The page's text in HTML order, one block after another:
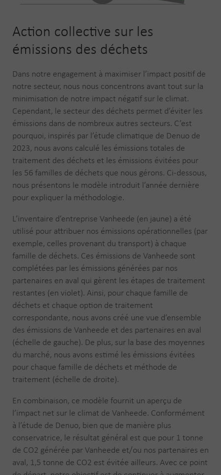
Action collective sur les
émissions des déchets
Dans notre engagement à maximiser l’impact positif de
notre secteur, nous nous concentrons avant tout sur la
minimisation de notre impact négatif sur le climat.
Cependant, le secteur des déchets permet d’éviter les
émissions dans de nombreux autres secteurs. C’est
pourquoi, inspirés par l’étude climatique de Denuo de
2023, nous avons calculé les émissions totales de
traitement des déchets et les émissions évitées pour
les 56 familles de déchets que nous gérons. Ci-dessous,
nous présentons le modèle introduit l’année dernière
pour expliquer la méthodologie.
L’inventaire d’entreprise Vanheede (en jaune) a été
utilisé pour attribuer nos émissions opérationnelles (par
exemple, celles provenant du transport) à chaque
famille de déchets. Ces émissions de Vanheede sont
complétées par les émissions générées par nos
partenaires en aval qui gèrent les étapes de traitement
restantes (en violet). Ainsi, pour chaque famille de
déchets et chaque option de traitement
correspondante, nous avons créé une vue d’ensemble
des émissions de Vanheede et des partenaires en aval
(échelle de gauche). De plus, sur la base des moyennes
du marché, nous avons estimé les émissions évitées
pour chaque famille de déchets et méthode de
traitement (échelle de droite).
En combinaison, ce modèle fournit un aperçu de
l’impact net sur le climat de Vanheede. Conformément
à l’étude de Denuo, bien que de manière plus
conservatrice, le résultat général est que pour 1 tonne
de CO2 générée par Vanheede et/ou nos partenaires en
aval, 1,5 tonne de CO2 est évitée ailleurs. Avec ce point